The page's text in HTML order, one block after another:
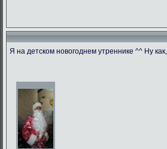
Я на детском новогоднем утреннике ^^ Ну